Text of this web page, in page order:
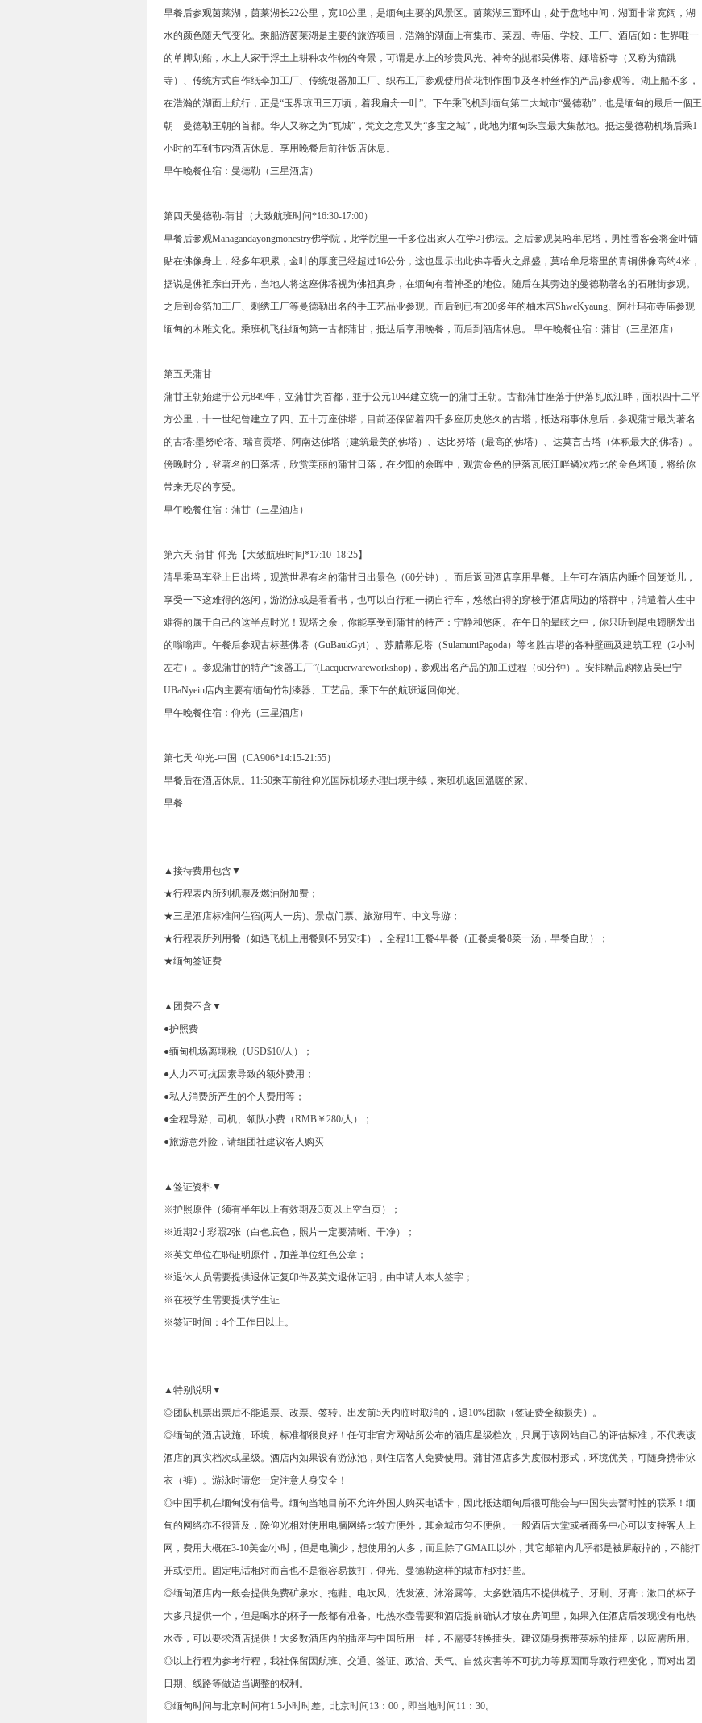
早餐后参观茵莱湖，茵莱湖长22公里，宽10公里，是缅甸主要的风景区。茵莱湖三面环山，处于盘地中间，湖面非常宽阔，湖
水的颜色随天气变化。乘船游茵莱湖是主要的旅游项目，浩瀚的湖面上有集市、菜园、寺庙、学校、工厂、酒店(如：世界唯一
的单脚划船，水上人家于浮土上耕种农作物的奇景，可谓是水上的珍贵风光、神奇的抛都吴佛塔、娜培桥寺（又称为猫跳
寺）、传统方式自作纸伞加工厂、传统银器加工厂、织布工厂参观使用荷花制作围巾及各种丝作的产品)参观等。湖上船不多，
在浩瀚的湖面上航行，正是“玉界琼田三万顷，着我扁舟一叶”。下午乘飞机到缅甸第二大城市“曼德勒”，也是缅甸的最后一個王
朝—曼德勒王朝的首都。华人又称之为“瓦城”，梵文之意又为“多宝之城”，此地为缅甸珠宝最大集散地。抵达曼德勒机场后乘1
小时的车到市内酒店休息。享用晚餐后前往饭店休息。
早午晚餐住宿：曼德勒（三星酒店）
第四天曼德勒-蒲甘（大致航班时间*16:30-17:00）
早餐后参观Mahagandayongmonestry佛学院，此学院里一千多位出家人在学习佛法。之后参观莫哈牟尼塔，男性香客会将金叶铺
贴在佛像身上，经多年积累，金叶的厚度已经超过16公分，这也显示出此佛寺香火之鼎盛，莫哈牟尼塔里的青铜佛像高约4米，
据说是佛祖亲自开光，当地人将这座佛塔视为佛祖真身，在缅甸有着神圣的地位。随后在其旁边的曼德勒著名的石雕街参观。
之后到金箔加工厂、刺绣工厂等曼德勒出名的手工艺品业参观。而后到已有200多年的柚木宫ShweKyaung、阿杜玛布寺庙参观
缅甸的木雕文化。乘班机飞往缅甸第一古都蒲甘，抵达后享用晚餐，而后到酒店休息。 早午晚餐住宿：蒲甘（三星酒店）
第五天蒲甘
蒲甘王朝始建于公元849年，立蒲甘为首都，並于公元1044建立统一的蒲甘王朝。古都蒲甘座落于伊落瓦底江畔，面积四十二平
方公里，十一世纪曾建立了四、五十万座佛塔，目前还保留着四千多座历史悠久的古塔，抵达稍事休息后，参观蒲甘最为著名
的古塔:墨努哈塔、瑞喜贡塔、阿南达佛塔（建筑最美的佛塔）、达比努塔（最高的佛塔）、达莫言吉塔（体积最大的佛塔）。
傍晚时分，登著名的日落塔，欣赏美丽的蒲甘日落，在夕阳的余晖中，观赏金色的伊落瓦底江畔鳞次栉比的金色塔顶，将给你
带来无尽的享受。
早午晚餐住宿：蒲甘（三星酒店）
第六天 蒲甘-仰光【大致航班时间*17:10–18:25】
清早乘马车登上日出塔，观赏世界有名的蒲甘日出景色（60分钟）。而后返回酒店享用早餐。上午可在酒店内睡个回笼觉儿，
享受一下这难得的悠闲，游游泳或是看看书，也可以自行租一辆自行车，悠然自得的穿梭于酒店周边的塔群中，消遣着人生中
难得的属于自己的这半点时光！观塔之余，你能享受到蒲甘的特产：宁静和悠闲。在午日的晕眩之中，你只听到昆虫翅膀发出
的嗡嗡声。午餐后参观古标基佛塔（GuBaukGyi）、苏腊幕尼塔（SulamuniPagoda）等名胜古塔的各种壁画及建筑工程（2小时
左右）。参观蒲甘的特产“漆器工厂”(Lacquerwareworkshop)，参观出名产品的加工过程（60分钟）。安排精品购物店吴巴宁
UBaNyein店内主要有缅甸竹制漆器、工艺品。乘下午的航班返回仰光。
早午晚餐住宿：仰光（三星酒店）
第七天 仰光-中国（CA906*14:15-21:55）
早餐后在酒店休息。11:50乘车前往仰光国际机场办理出境手续，乘班机返回溫暖的家。
早餐
▲接待费用包含▼
★行程表内所列机票及燃油附加费；
★三星酒店标准间住宿(两人一房)、景点门票、旅游用车、中文导游；
★行程表所列用餐（如遇飞机上用餐则不另安排），全程11正餐4早餐（正餐桌餐8菜一汤，早餐自助）；
★缅甸签证费
▲团费不含▼
●护照费
●缅甸机场离境税（USD$10/人）；
●人力不可抗因素导致的额外费用；
●私人消费所产生的个人费用等；
●全程导游、司机、领队小费（RMB￥280/人）；
●旅游意外险，请组团社建议客人购买
▲签证资料▼
※护照原件（须有半年以上有效期及3页以上空白页）；
※近期2寸彩照2张（白色底色，照片一定要清晰、干净）；
※英文单位在职证明原件，加盖单位红色公章；
※退休人员需要提供退休证复印件及英文退休证明，由申请人本人签字；
※在校学生需要提供学生证
※签证时间：4个工作日以上。
▲特别说明▼
◎团队机票出票后不能退票、改票、签转。出发前5天内临时取消的，退10%团款（签证费全额损失）。
◎缅甸的酒店设施、环境、标准都很良好！任何非官方网站所公布的酒店星级档次，只属于该网站自己的评估标准，不代表该
酒店的真实档次或星级。酒店内如果设有游泳池，则住店客人免费使用。蒲甘酒店多为度假村形式，环境优美，可随身携带泳
衣（裤）。游泳时请您一定注意人身安全！
◎中国手机在缅甸没有信号。缅甸当地目前不允许外国人购买电话卡，因此抵达缅甸后很可能会与中国失去暂时性的联系！缅
甸的网络亦不很普及，除仰光相对使用电脑网络比较方便外，其余城市匀不便例。一般酒店大堂或者商务中心可以支持客人上
网，费用大概在3-10美金/小时，但是电脑少，想使用的人多，而且除了GMAIL以外，其它邮箱内几乎都是被屏蔽掉的，不能打
开或使用。固定电话相对而言也不是很容易拨打，仰光、曼德勒这样的城市相对好些。
◎缅甸酒店内一般会提供免费矿泉水、拖鞋、电吹风、洗发液、沐浴露等。大多数酒店不提供梳子、牙刷、牙膏；漱口的杯子
大多只提供一个，但是喝水的杯子一般都有准备。电热水壶需要和酒店提前确认才放在房间里，如果入住酒店后发现没有电热
水壶，可以要求酒店提供！大多数酒店内的插座与中国所用一样，不需要转换插头。建议随身携带英标的插座，以应需所用。
◎以上行程为参考行程，我社保留因航班、交通、签证、政治、天气、自然灾害等不可抗力等原因而导致行程变化，而对出团
日期、线路等做适当调整的权利。
◎缅甸时间与北京时间有1.5小时时差。北京时间13：00，即当地时间11：30。